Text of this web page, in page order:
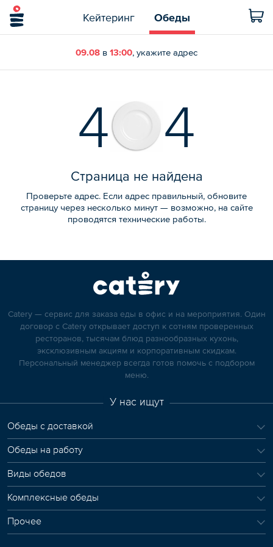
Кейтеринг Обеды
09.08 в 13:00, укажите адрес
4 4
Страница не найдена
Проверьте адрес. Если адрес правильный, обновите
страницу через несколько минут — возможно, на сайте
проводятся технические работы.
Catery — сервис для заказа еды в офис и на мероприятия. Один
договор с Catery открывает доступ к сотням проверенных
ресторанов, тысячам блюд разнообразных кухонь,
эксклюзивным акциям и корпоративным скидкам.
Персональный менеджер всегда готов помочь с подбором
меню.
У нас ищут
Обеды с доставкой
Обеды на работу
Виды обедов
Комплексные обеды
Прочее